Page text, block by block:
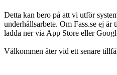
Detta kan bero på att vi utför
underhållsarbete. Om Fass.se ej
ladda ner via App Store eller
Välkommen åter vid ett senare